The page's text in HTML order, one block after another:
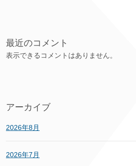
最近のコメント
表示できるコメントはありません。
アーカイブ
2026年8月
2026年7月